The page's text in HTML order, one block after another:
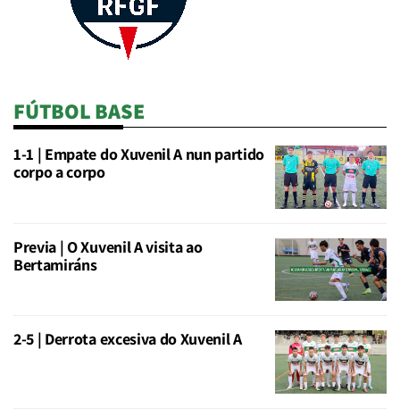
FÚTBOL BASE
1-1 | Empate do Xuvenil A nun partido
corpo a corpo
Previa | O Xuvenil A visita ao
Bertamiráns
2-5 | Derrota excesiva do Xuvenil A